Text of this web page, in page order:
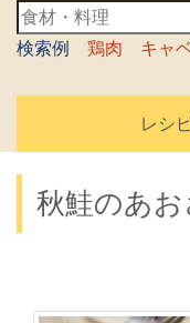
検索例 鶏肉 キャ
レシ
秋鮭のあお